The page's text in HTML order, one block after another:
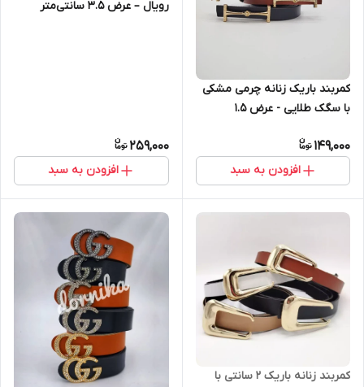
کمربند باریک زنانه چرمی مشکی
با سگک طلایی - عرض ۱.۵
149,000
افزودن به سبد
رویال – عرض ۳.۵ سانتی‌متر
259,000
افزودن به سبد
کمربند زنانه باریک 2 سانتی با